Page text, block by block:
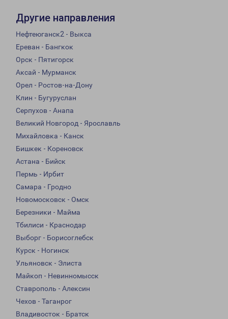
Другие направления
Нефтеюганск2 - Выкса
Ереван - Бангкок
Орск - Пятигорск
Аксай - Мурманск
Орел - Ростов-на-Дону
Клин - Бугуруслан
Серпухов - Анапа
Великий Новгород - Ярославль
Михайловка - Канск
Бишкек - Кореновск
Астана - Бийск
Пермь - Ирбит
Самара - Гродно
Новомосковск - Омск
Березники - Майма
Тбилиси - Краснодар
Выборг - Борисоглебск
Курск - Ногинск
Ульяновск - Элиста
Майкоп - Невинномысск
Ставрополь - Алексин
Чехов - Таганрог
Владивосток - Братск